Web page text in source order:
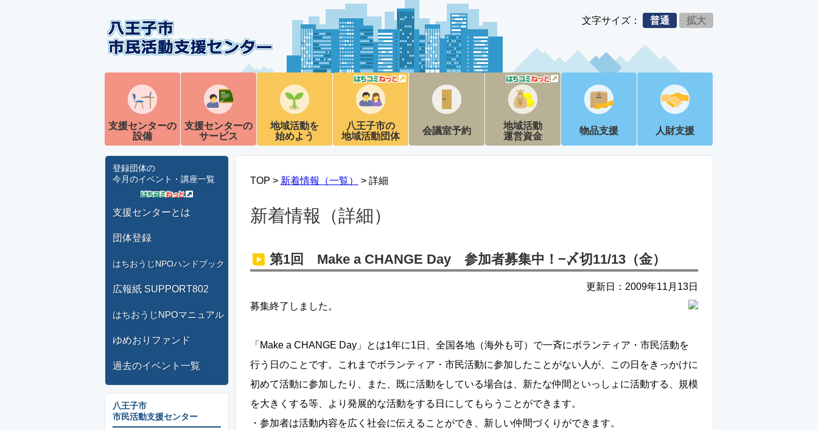
文字サイズ： 普通 拡大
支援センターの
設備
支援センターの
サービス
地域活動を
始めよう
八王子市の
地域活動団体
会議室予約
地域活動
運営資金
物品支援 人財支援
登録団体の
今月のイベント・講座一覧
支援センターとは
団体登録
はちおうじNPOハンドブック
広報紙 SUPPORT802
はちおうじNPOマニュアル
ゆめおりファンド
過去のイベント一覧
八王子市
市民活動支援センター
TOP > 新着情報（一覧） > 詳細
新着情報（詳細）
第1回 Make a CHANGE Day 参加者募集中！−〆切11/13（金）
更新日： 2009年11月13日
募集終了しました。
「Make a CHANGE Day」とは1年に1日、全国各地（海外も可）で一斉にボランティア・市民活動を
行う日のことです。これまでボランティア・市民活動に参加したことがない人が、この日をきっかけに
初めて活動に参加したり、また、既に活動をしている場合は、新たな仲間といっしょに活動する、規模
を大きくする等、より発展的な活動をする日にしてもらうことができます。
・参加者は活動内容を広く社会に伝えることができ、新しい仲間づくりができます。